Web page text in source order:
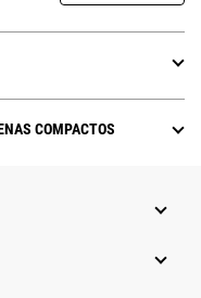
COMPACTOS